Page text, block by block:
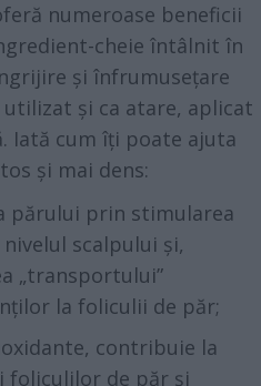
numeroase beneficii
cheie întâlnit în
și înfrumusețare
și ca atare, aplicat
Iată cum îți poate ajuta
și mai dens:
părului prin stimularea
scalpului și,
„transportului”
la foliculii de păr;
contribuie la
foliculilor de păr și